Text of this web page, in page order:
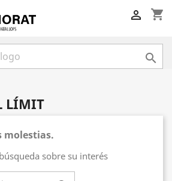
shopping_cart


LÍMIT
molestias.
sobre su interés